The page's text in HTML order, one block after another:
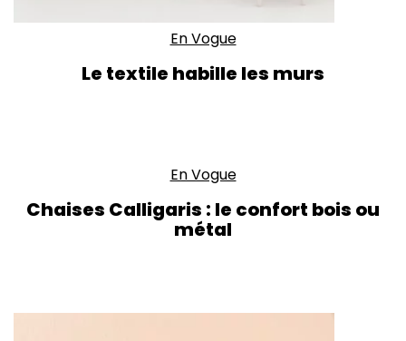
En Vogue
Le textile habille les murs
En Vogue
Chaises Calligaris : le confort bois ou
métal